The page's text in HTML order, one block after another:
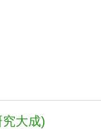
大成)